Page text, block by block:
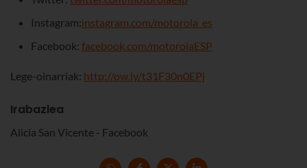
Instagram:instagram.com/motorola_es
Facebook: facebook.com/motorolaESP
Lege-oinarriak: http://ow.ly/t31F30n0EPj
Irabazlea
Alicia San Vicente - Facebook